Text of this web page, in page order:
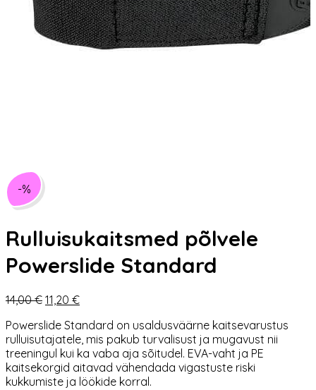
-%
Rulluisukaitsmed põlvele
Powerslide Standard
14,00€ Algne
oli:
14,00 €.
11,20 €Praegune
on:
11,20 €.
Powerslide Standard on usaldusväärne kaitsevarustus
rulluisutajatele, mis pakub turvalisust ja mugavust nii
treeningul kui ka vaba aja sõitudel. EVA-vaht ja PE
kaitsekorgid aitavad vähendada vigastuste riski
kukkumiste ja löökide korral.